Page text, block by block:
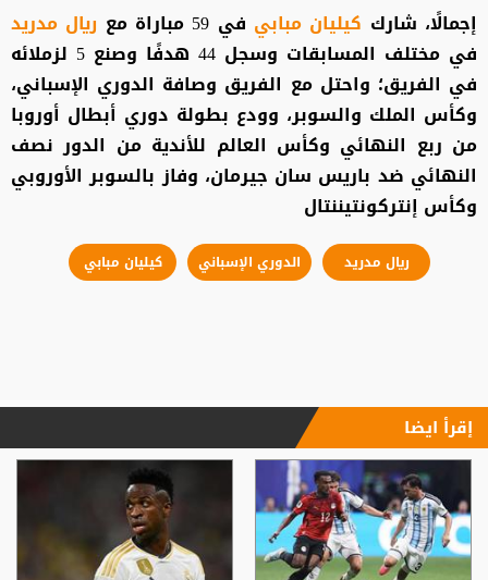
إجمالًا، شارك كيليان مبابي في 59 مباراة مع
ريال مدريد
في مختلف المسابقات وسجل 44 هدفًا وصنع 5 لزملائه
في الفريق؛ واحتل مع الفريق وصافة الدوري الإسباني،
وكأس الملك والسوبر، وودع بطولة دوري أبطال أوروبا
من ربع النهائي وكأس العالم للأندية من الدور نصف
النهائي ضد باريس سان جيرمان، وفاز بالسوبر الأوروبي
وكأس إنتركونتيننتال
ريال مدريد الدوري الإسباني كيليان مبابي
إقرأ ايضا